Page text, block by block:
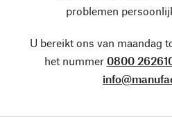
problemen
U bereikt ons van maandag
het nummer 0800